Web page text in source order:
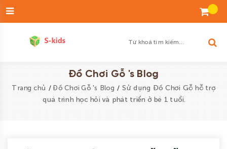
Danh
yêu
thích
Đồ Chơi Gỗ 's Blog
Trang chủ / Đồ Chơi Gỗ 's Blog / Sử dụng Đồ Chơi Gỗ hỗ trợ
quá trình học hỏi và phát triển ở bé 1 tuổi.